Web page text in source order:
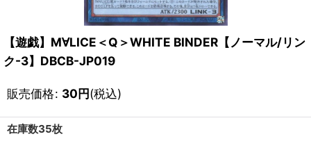
【遊戯】M∀LICE＜Q＞WHITE BINDER【ノーマル/リン
ク-3】DBCB-JP019
販売価格: 30円(税込)
在庫数35枚